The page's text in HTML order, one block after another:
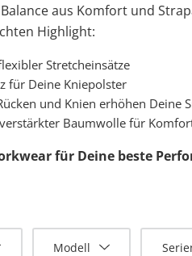
Balance aus Komfort und
Highlight:
Stretcheinsätze
für Deine Kniepolster
und Knien erhöhen Deine
Baumwolle für
für Deine beste
Modell